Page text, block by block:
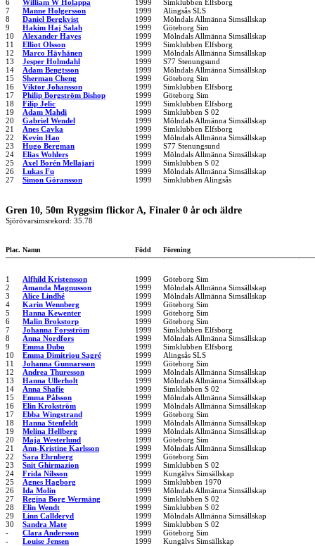
6
William W Holappa 1999
Simklubben Elfsborg
7
Manne Holgersson 1999
Alingsås SLS
8
Daniel Bergkvist 1999
Mölndals Allmänna Simsällskap
9
Hakim Haj Salah 1999
Göteborg Sim
10
Alexander Hayes 1999
Mölndals Allmänna Simsällskap
11
Elliot Olsson 1999
Simklubben Elfsborg
12
Marco Häyhänen 1999
Mölndals Allmänna Simsällskap
13
Jesper Holmdahl 1999
S77 Stenungsund
14
Adam Bengtsson 1999
Mölndals Allmänna Simsällskap
15
Sherman Cheng 1999
Göteborg Sim
16
Viktor Johansson 1999
Simklubben Elfsborg
17
Philip Borgström Bishop 1999
Göteborg Sim
18
Filip Jelic 1999
Simklubben Elfsborg
19
Adam Mahdi 1999
Simklubben S 02
20
Gabriel Wendel 1999
Mölndals Allmänna Simsällskap
21
Anes Cavka 1999
Simklubben Elfsborg
22
Kevin Hao 1999
Mölndals Allmänna Simsällskap
23
Hugo Bergman 1999
S77 Stenungsund
24
Elias Wohlers 1999
Mölndals Allmänna Simsällskap
25
Axel Borén Mellajari 1999
Simklubben S 02
26
Lukas Fu 1999
Mölndals Allmänna Simsällskap
27
Simon Göransson 1999 Simklubben Alingsås
Gren 10, 50m Ryggsim flickor A, Finaler 0 år och äldre
Sjörövarsimsrekord: 35.78
Plac. Namn Född Förening
1 Alfhild Kristensson 1999
Göteborg Sim
2
Amanda Magnusson 1999
Mölndals Allmänna Simsällskap
3
Alice Lindhé 1999
Mölndals Allmänna Simsällskap
4
Karin Wennberg 1999
Göteborg Sim
5
Hanna Kewenter 1999
Göteborg Sim
6
Malin Brokstorp 1999
Göteborg Sim
7
Johanna Forsström 1999
Simklubben Elfsborg
8
Anna Nordfors 1999
Mölndals Allmänna Simsällskap
9
Emma Dubo 1999
Simklubben Elfsborg
10
Emma Dimitriou Sagré 1999
Alingsås SLS
11
Johanna Gunnarsson 1999
Göteborg Sim
12
Andrea Thuresson 1999
Mölndals Allmänna Simsällskap
13
Hanna Ullerholt 1999
Mölndals Allmänna Simsällskap
14
Anna Shafie 1999
Simklubben S 02
15
Emma Pålsson 1999
Mölndals Allmänna Simsällskap
16
Elin Krokström 1999
Mölndals Allmänna Simsällskap
17
Ebba Wingstrand 1999
Göteborg Sim
18
Hanna Stenfeldt 1999
Mölndals Allmänna Simsällskap
19
Melina Hellberg 1999
Mölndals Allmänna Simsällskap
20
Maja Westerlund 1999
Göteborg Sim
21
Ann-Kristine Karlsson 1999
Mölndals Allmänna Simsällskap
22
Sara Ehrnberg 1999
Göteborg Sim
23
Snit Ghirmazion 1999
Simklubben S 02
24
Frida Nilsson 1999
Kungälvs Simsällskap
25
Agnes Hagborg 1999
Simklubben 1970
26
Ida Molin 1999
Mölndals Allmänna Simsällskap
27
Regina Borg Wermäng 1999
Simklubben S 02
28
Elin Wendt 1999
Simklubben S 02
29
Linn Callderyd 1999
Mölndals Allmänna Simsällskap
30
Sandra Mate 1999
Simklubben S 02
-
Clara Andersson 1999
Göteborg Sim
-
Louise Jensen 1999 Kungälvs Simsällskap